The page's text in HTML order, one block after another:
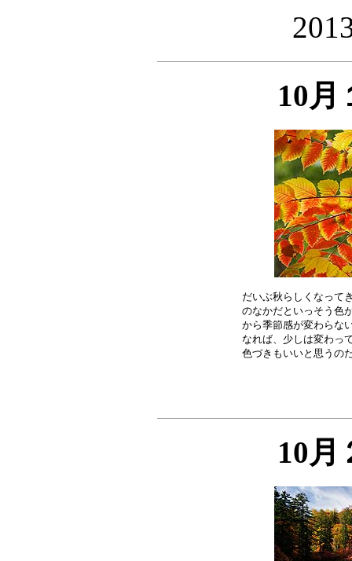
10月
だいぶ秋らしくなって
のなかだといっそう色
から季節感が変わらな
なれば、少しは変わっ
10月